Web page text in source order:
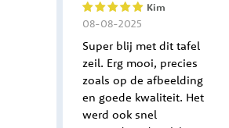
Kim
08-08-2025
Super blij met dit tafel
zeil. Erg mooi, precies
zoals op de afbeelding
en goede kwaliteit. Het
werd ook snel